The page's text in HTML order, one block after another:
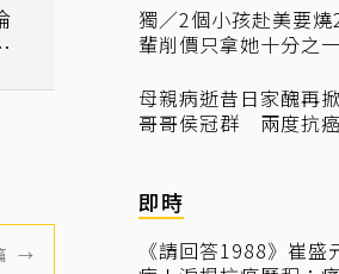
→
獨／2個小孩赴美要
輩削價只拿她十分之
母親病逝昔日家醜再
哥哥侯冠群 兩度抗
即時
《請回答1988》崔